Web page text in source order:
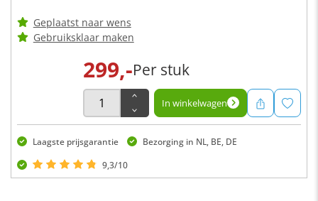
Geplaatst naar wens
Gebruiksklaar maken
299,-Per stuk
In winkelwagen
Laagste prijsgarantie
Bezorging in NL, BE, DE
9,3/10